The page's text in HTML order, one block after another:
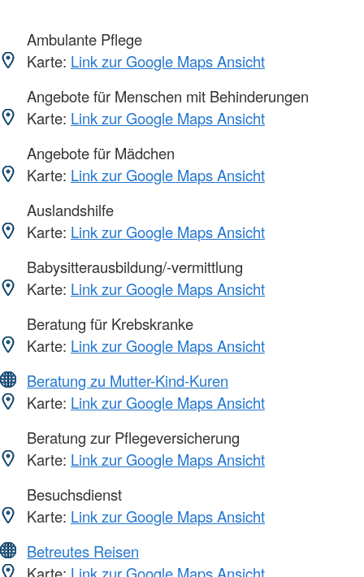
Ambulante Pflege
Karte: Link zur Google Maps Ansicht
Angebote für Menschen mit Behinderungen
Karte: Link zur Google Maps Ansicht
Angebote für Mädchen
Karte: Link zur Google Maps Ansicht
Auslandshilfe
Karte: Link zur Google Maps Ansicht
Babysitterausbildung/-vermittlung
Karte: Link zur Google Maps Ansicht
Beratung für Krebskranke
Karte: Link zur Google Maps Ansicht
Beratung zu Mutter-Kind-Kuren
Karte: Link zur Google Maps Ansicht
Beratung zur Pflegeversicherung
Karte: Link zur Google Maps Ansicht
Besuchsdienst
Karte: Link zur Google Maps Ansicht
Betreutes Reisen
Karte: Link zur Google Maps Ansicht